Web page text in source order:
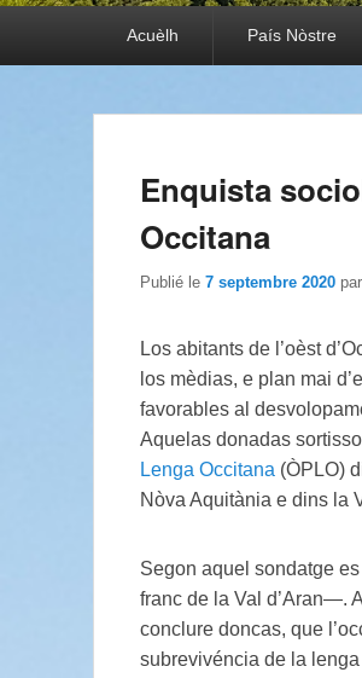
Acuèlh País Nòstre
Enquista
Occitana
Publié le 7 septembre 2020 par
Los abitants de l’oèst
los mèdias, e plan mai
favorables al
Aquelas donadas
Lenga Occitana (ÒPLO)
Nòva Aquitània e dins la
Segon aquel sondatge
franc de la Val d’Aran—.
conclure doncas, que
subrevivéncia de la lenga